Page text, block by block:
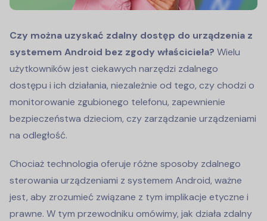
Czy można uzyskać zdalny dostęp do urządzenia z
systemem Android bez zgody właściciela? Wielu
użytkowników jest ciekawych narzędzi zdalnego
dostępu i ich działania, niezależnie od tego, czy chodzi o
monitorowanie zgubionego telefonu, zapewnienie
bezpieczeństwa dzieciom, czy zarządzanie urządzeniami
na odległość.
Chociaż technologia oferuje różne sposoby zdalnego
sterowania urządzeniami z systemem Android, ważne
jest, aby zrozumieć związane z tym implikacje etyczne i
prawne. W tym przewodniku omówimy, jak działa zdalny